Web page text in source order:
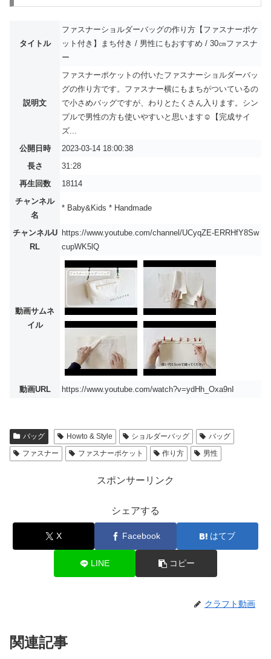
タイトル
ファスナーショルダーバッグの作り方【ファスナーポケ
ット付き】まち付き / 男性にもおすすめ / 30㎝ファスナ
ー
説明文
ファスナーポケットの付いたファスナーショルダーバッ
グの作り方です。ファスナー横にもまちがついているの
で小さめバッグですが、わりとたくさん入ります。シン
プルで男性の方も使いやすいと思います☺【完成サイ
ズ...
公開日時
2023-03-14 18:00:38
長さ
31:28
再生回数
18114
チャンネル
名
* Baby&Kids * Handmade
チャンネルU
RL
https://www.youtube.com/channel/UCyqZE-ERRHfY8Sw
cupWK5lQ
動画サムネ
イル
動画URL https://www.youtube.com/watch?v=ydHh_Oxa9nI
バッグ Howto & Style ショルダーバッグ
バッグ
ファスナー
ファスナーポケット 作り方 男性
スポンサーリンク
シェアする
X Facebook はてブ
LINE コピー
クラフト動画
関連記事